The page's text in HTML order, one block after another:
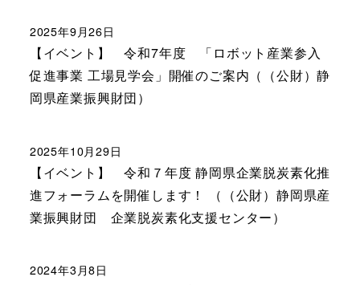
【イベント】 令和7年度 「ロボット産業参入
促進事業 工場見学会」開催のご案内（（公財）静
岡県産業振興財団）
2025年9月26日
【イベント】 令和７年度 静岡県企業脱炭素化推
進フォーラムを開催します！ （（公財）静岡県産
業振興財団 企業脱炭素化支援センター）
2025年10月29日
2024年3月8日